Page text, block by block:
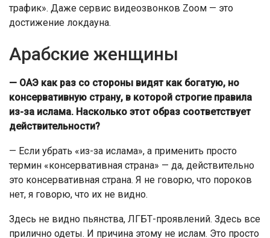
трафик». Даже сервис видеозвонков Zоом — это
достижение локдауна.
Арабские женщины
— ОАЭ как раз со стороны видят как богатую, но
консервативную страну, в которой строгие правила
из-за ислама. Насколько этот образ соответствует
действительности?
— Если убрать «из-за ислама», а применить просто
термин «консервативная страна» — да, действительно
это консервативная страна. Я не говорю, что пороков
нет, я говорю, что их не видно.
Здесь не видно пьянства, ЛГБТ-проявлений. Здесь все
прилично одеты. И причина этому не ислам. Это просто